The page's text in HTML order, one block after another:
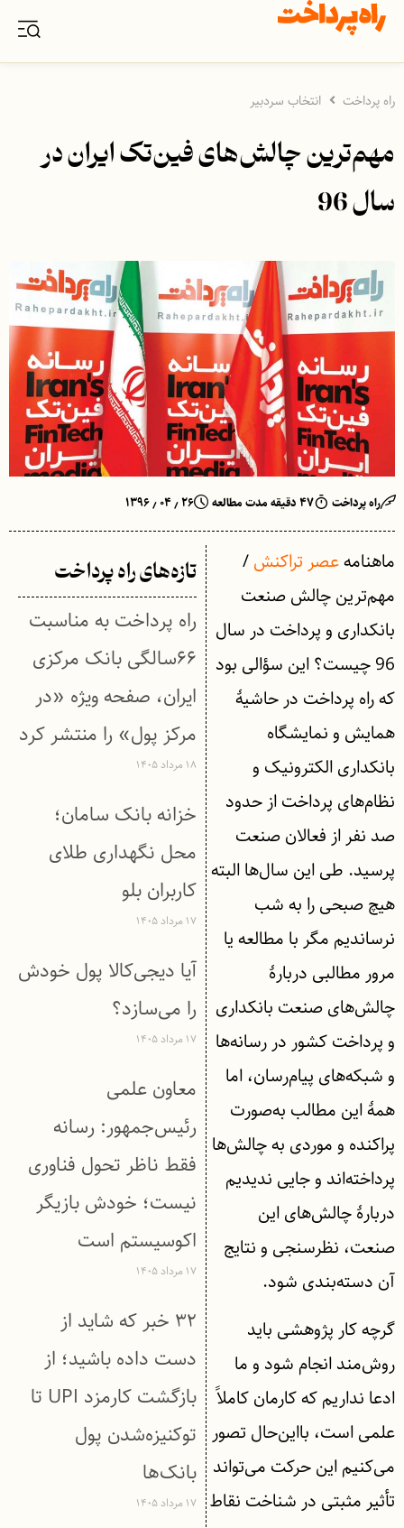
راه پرداخت انتخاب سردبیر
مهم‌ترین چالش‌های فین‌تک ایران در
سال 96
راه پرداخت ۴۷ دقیقه مدت مطالعه ۲۶ ٫ ۰۴ ٫ ۱۳۹۶
ماهنامهعصر تراکنش/
مهم‌ترین چالش صنعت
بانکداری و پرداخت در سال
96 چیست؟ این سؤالی بود
که راه پرداخت در حاشیۀ
همایش و نمایشگاه
بانکداری الکترونیک و
نظام‌های پرداخت از حدود
صد نفر از فعالان صنعت
پرسید. طی این سال‌ها البته
هیچ صبحی را به شب
نرساندیم مگر با مطالعه یا
مرور مطالبی دربارۀ
چالش‌های صنعت بانکداری
و پرداخت کشور در رسانه‌ها
و شبکه‌های پیام‌رسان، اما
همۀ این مطالب به‌صورت
پراکنده و موردی به چالش‌ها
پرداخته‌اند و جایی ندیدیم
دربارۀ چالش‌های این
صنعت، نظرسنجی و نتایج
آن دسته‌بندی شود.
گرچه کار پژوهشی باید
روش‌مند انجام شود و ما
ادعا نداریم که کارمان کاملاً
علمی است، بااین‌حال تصور
می‌کنیم این حرکت می‌تواند
تأثیر مثبتی در شناخت نقاط
تازه‌های راه پرداخت
راه پرداخت به مناسبت
۶۶سالگی بانک مرکزی
ایران، صفحه ویژه «در
مرکز پول» را منتشر کرد
۱۸ مرداد ۱۴۰۵
خزانه بانک سامان؛
محل نگهداری طلای
کاربران بلو
۱۷ مرداد ۱۴۰۵
آیا دیجی‌کالا پول خودش
را می‌سازد؟
۱۷ مرداد ۱۴۰۵
معاون علمی
رئیس‌جمهور: رسانه
فقط ناظر تحول فناوری
نیست؛ خودش بازیگر
اکوسیستم است
۱۷ مرداد ۱۴۰۵
۳۲ خبر که شاید از
دست داده باشید؛ از
بازگشت کارمزد UPI تا
توکنیزه‌شدن پول
بانک‌ها
۱۷ مرداد ۱۴۰۵